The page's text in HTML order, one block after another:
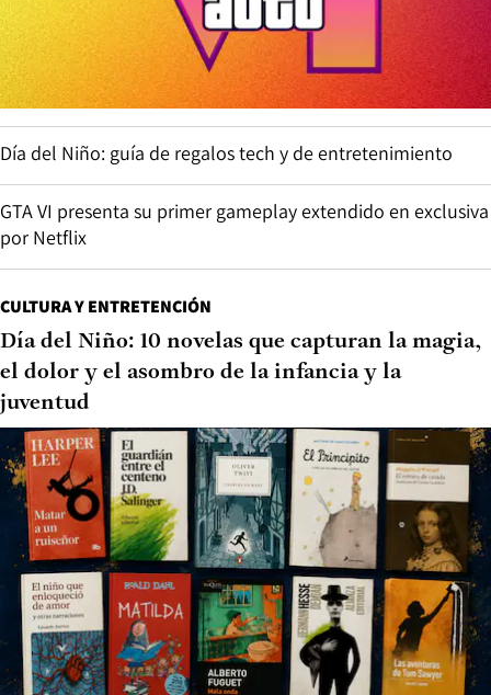
Día del Niño: guía de regalos tech y de entretenimiento
GTA VI presenta su primer gameplay extendido en exclusiva
por Netflix
CULTURA Y ENTRETENCIÓN
Día del Niño: 10 novelas que capturan la magia,
el dolor y el asombro de la infancia y la
juventud